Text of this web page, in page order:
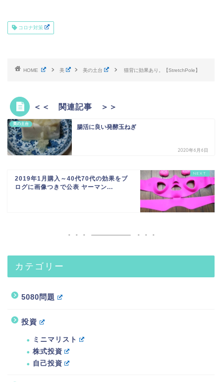
コロナ対策
HOME 美 美の土台 猫背に効果あり。【StretchPole】
＜＜ 関連記事 ＞＞
美の土台 腸活に良い発酵玉ねぎ
2020年6月6日
2019年1月購入～40代70代の効果をブ
ログに画像つきで公表 ヤーマン...
カテゴリー
5080問題
投資
ミニマリスト
株式投資
自己投資